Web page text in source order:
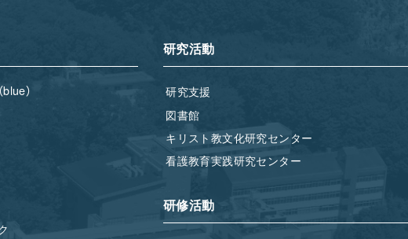
）
研究活動
研究支援
図書館
キリスト教文化研究センター
看護教育実践研究センター
研修活動